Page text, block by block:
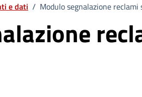
e dati / Modulo segnalazione